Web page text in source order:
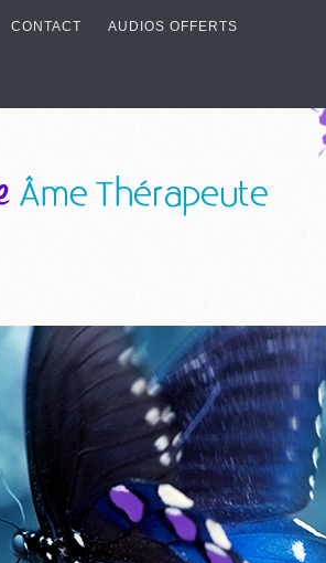
CONTACT AUDIOS OFFERTS